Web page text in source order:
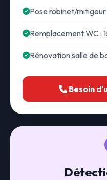
Pose robinet/
Remplacement WC :
Rénovation salle de
Besoin